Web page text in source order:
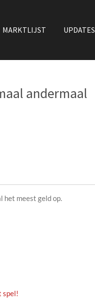
MARKTLIJST UPDATES
andermaal
het meest geld op.
spel!